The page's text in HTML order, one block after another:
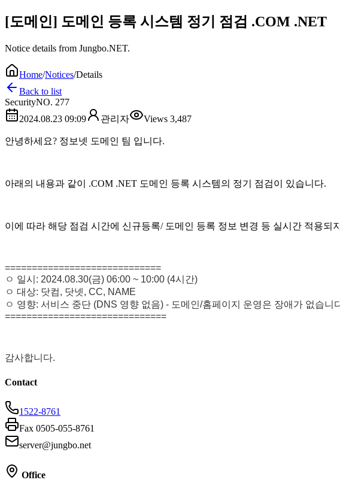
[도메인] 도메인 등록 시스템 정기 점검 .COM .NET
Notice details from Jungbo.NET.
Home/Notices/Details
Back to list
SecurityNO. 277
2024.08.23 09:09
관리자 Views 3,487
안녕하세요? 정보넷 도메인 팀 입니다.
아래의 내용과 같이 .COM .NET 도메인 등록 시스템의 정기 점검이 있습니다.
이에 따라 해당 점검 시간에 신규등록/ 도메인 등록 정보 변경 등 실시간 적용되
=============================
ㅇ 일시: 2024.08.30(금) 06:00 ~ 10:00 (4시간)
ㅇ 대상: 닷컴, 닷넷, CC, NAME
ㅇ 영향: 서비스 중단 (DNS 영향 없음) - 도메인/홈페이지 운영은 장애가 없습니
==============================
감사합니다.
Contact
1522-8761
Fax 0505-055-8761
server@jungbo.net
Office